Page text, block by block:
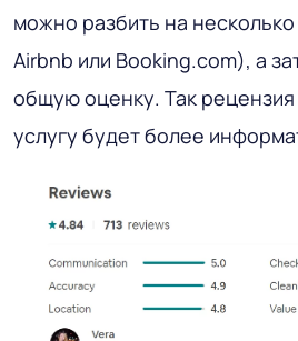
можно разбить на
Airbnb или Booking.com), а
общую оценку. Так рецензия
услугу будет более